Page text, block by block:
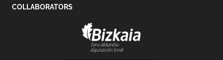
COLLABORATORS